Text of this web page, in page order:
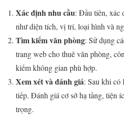
Xác định nhu cầu: Đầu tiên, xác
như diện tích, vị trí, loại hình và
Tìm kiếm văn phòng: Sử dụng
trang web cho thuê văn phòng,
kiếm không gian phù hợp.
Xem xét và đánh giá: Sau khi có
tiếp. Đánh giá cơ sở hạ tầng, tiện
trọng.